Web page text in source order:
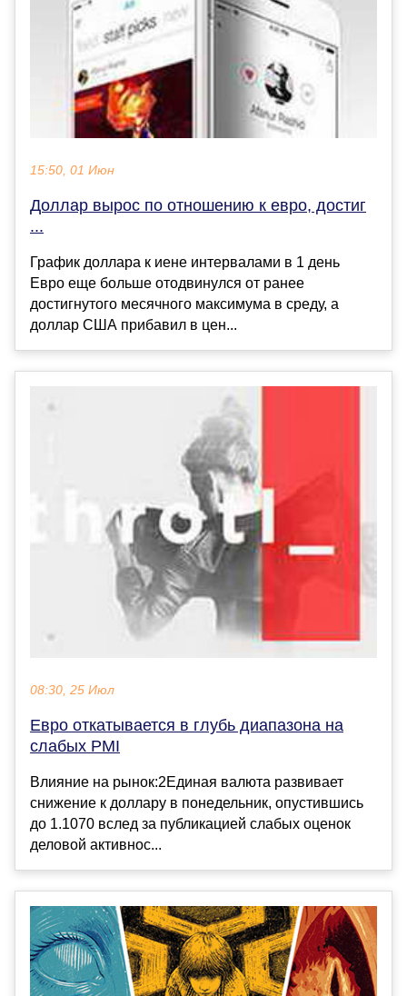
15:50, 01 Июн
Доллар вырос по отношению к евро, достиг
...
График доллара к иене интервалами в 1 день
Евро еще больше отодвинулся от ранее
достигнутого месячного максимума в среду, а
доллар США прибавил в цен...
08:30, 25 Июл
Евро откатывается в глубь диапазона на
слабых PMI
Влияние на рынок:2Единая валюта развивает
снижение к доллару в понедельник, опустившись
до 1.1070 вслед за публикацией слабых оценок
деловой активнос...